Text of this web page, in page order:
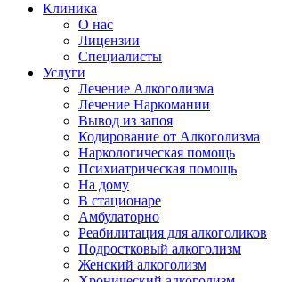
Клиника
О нас
Лицензии
Специалисты
Услуги
Лечение Алкоголизма
Лечение Наркомании
Вывод из запоя
Кодирование от Алкоголизма
Наркологическая помощь
Психиатрическая помощь
На дому
В стационаре
Амбулаторно
Реабилитация для алкоголиков
Подростковый алкоголизм
Женский алкоголизм